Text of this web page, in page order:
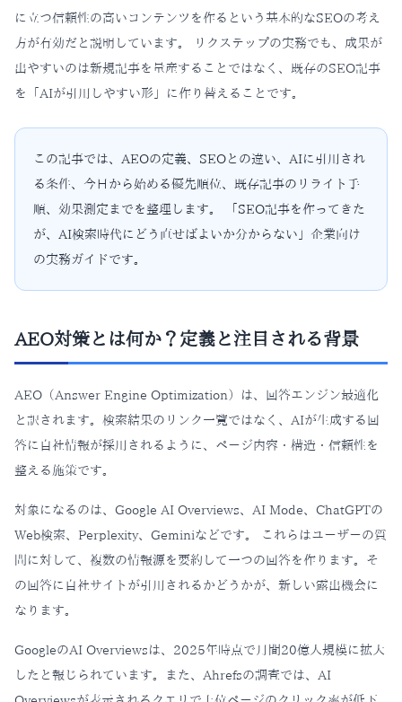
に立つ信頼性の高いコンテンツを作るという基本的なSEOの考え
方が有効だと説明しています。 リクステップの実務でも、成果が
出やすいのは新規記事を量産することではなく、既存のSEO記事
を「AIが引用しやすい形」に作り替えることです。
この記事では、AEOの定義、SEOとの違い、AIに引用され
る条件、今日から始める優先順位、既存記事のリライト手
順、効果測定までを整理します。 「SEO記事を作ってきた
が、AI検索時代にどう直せばよいか分からない」企業向け
の実務ガイドです。
AEO対策とは何か？定義と注目される背景
AEO（Answer Engine Optimization）は、回答エンジン最適化
と訳されます。検索結果のリンク一覧ではなく、AIが生成する回
答に自社情報が採用されるように、ページ内容・構造・信頼性を
整える施策です。
対象になるのは、Google AI Overviews、AI Mode、ChatGPTの
Web検索、Perplexity、Geminiなどです。 これらはユーザーの質
問に対して、複数の情報源を要約して一つの回答を作ります。そ
の回答に自社サイトが引用されるかどうかが、新しい露出機会に
なります。
GoogleのAI Overviewsは、2025年時点で月間20億人規模に拡大
したと報じられています。また、Ahrefsの調査では、AI